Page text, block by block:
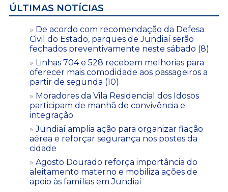
ÚLTIMAS NOTÍCIAS
De acordo com recomendação da Defesa
Civil do Estado, parques de Jundiaí serão
fechados preventivamente neste sábado (8)
Linhas 704 e 528 recebem melhorias para
oferecer mais comodidade aos passageiros a
partir de segunda (10)
Moradores da Vila Residencial dos Idosos
participam de manhã de convivência e
integração
Jundiaí amplia ação para organizar fiação
aérea e reforçar segurança nos postes da
cidade
Agosto Dourado reforça importância do
aleitamento materno e mobiliza ações de
apoio às famílias em Jundiaí